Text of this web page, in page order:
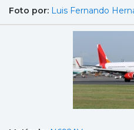
Foto por: Luis Fernando